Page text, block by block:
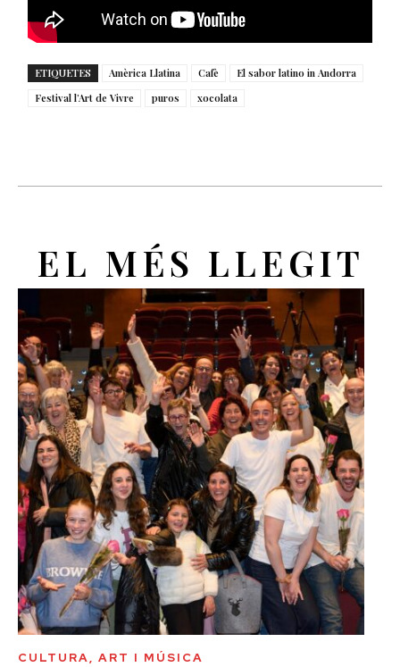
ETIQUETES Amèrica Llatina Cafè
El sabor latino in Andorra
Festival l’Art de Vivre
puros xocolata
EL MÉS LLEGIT
CULTURA, ART I MÚSICA